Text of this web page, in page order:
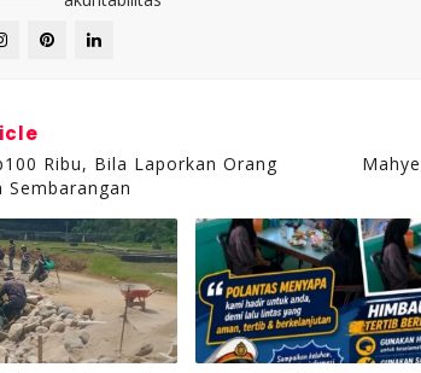
Ribu, Bila Laporkan Orang
Sembarangan